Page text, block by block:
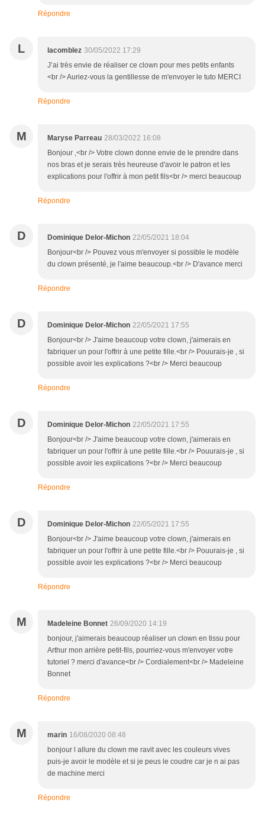
Répondre
L lacomblez 30/05/2022 17:29
J’ai très envie de réaliser ce clown pour mes petits enfants
<br /> Auriez-vous la gentillesse de m'envoyer le tuto MERCI
Répondre
M Maryse Parreau 28/03/2022 16:08
Bonjour ,<br /> Votre clown donne envie de le prendre dans
nos bras et je serais très heureuse d'avoir le patron et les
explications pour l'offrir à mon petit fils<br /> merci beaucoup
Répondre
D Dominique Delor-Michon 22/05/2021 18:04
Bonjour<br /> Pouvez vous m'envoyer si possible le modèle
du clown présenté, je l'aime beaucoup.<br /> D'avance merci
Répondre
D Dominique Delor-Michon 22/05/2021 17:55
Bonjour<br /> J'aime beaucoup votre clown, j'aimerais en
fabriquer un pour l'offrir à une petite fille.<br /> Pouurais-je , si
possible avoir les explications ?<br /> Merci beaucoup
Répondre
D Dominique Delor-Michon 22/05/2021 17:55
Bonjour<br /> J'aime beaucoup votre clown, j'aimerais en
fabriquer un pour l'offrir à une petite fille.<br /> Pouurais-je , si
possible avoir les explications ?<br /> Merci beaucoup
Répondre
D Dominique Delor-Michon 22/05/2021 17:55
Bonjour<br /> J'aime beaucoup votre clown, j'aimerais en
fabriquer un pour l'offrir à une petite fille.<br /> Pouurais-je , si
possible avoir les explications ?<br /> Merci beaucoup
Répondre
M Madeleine Bonnet 26/09/2020 14:19
bonjour, j'aimerais beaucoup réaliser un clown en tissu pour
Arthur mon arrière petit-fils, pourriez-vous m'envoyer votre
tutoriel ? merci d'avance<br /> Cordialement<br /> Madeleine
Bonnet
Répondre
M marin 16/08/2020 08:48
bonjour l allure du clown me ravit avec les couleurs vives
puis-je avoir le modèle et si je peus le coudre car je n ai pas
de machine merci
Répondre